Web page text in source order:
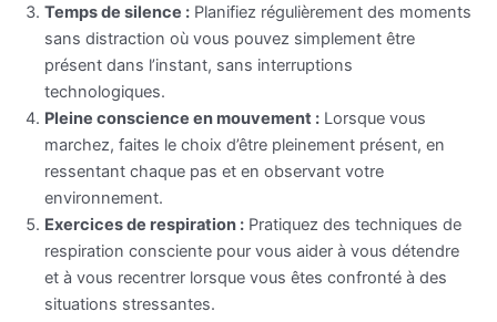
Temps de silence : Planifiez régulièrement des moments
sans distraction où vous pouvez simplement être
présent dans l’instant, sans interruptions
technologiques.
Pleine conscience en mouvement : Lorsque vous
marchez, faites le choix d’être pleinement présent, en
ressentant chaque pas et en observant votre
environnement.
Exercices de respiration : Pratiquez des techniques de
respiration consciente pour vous aider à vous détendre
et à vous recentrer lorsque vous êtes confronté à des
situations stressantes.